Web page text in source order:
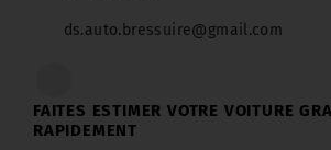
ds.auto.bressuire@gmail.com
FAITES ESTIMER VOTRE VOITURE
RAPIDEMENT